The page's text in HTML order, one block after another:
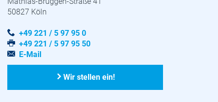
50827 Köln
+49 221 / 5 97 95 0
+49 221 / 5 97 95 50
E-Mail
Wir stellen ein!